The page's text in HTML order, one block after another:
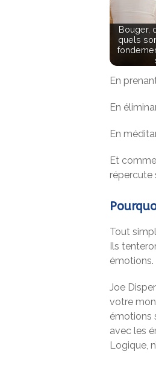
Bouger,
quels
En
En
En
Et
répercute
Tout
Ils
émotions.
Joe
votre
émotions
avec les
Logique,